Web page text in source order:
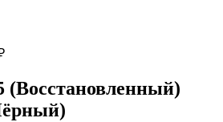
(Восстановленный)